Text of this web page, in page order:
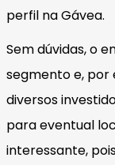
perfil na Gávea.
Sem dúvidas, o
segmento e, por
diversos
para eventual
interessante,